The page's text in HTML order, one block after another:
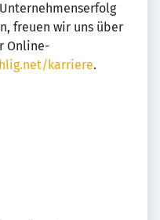
freuen wir uns über
Online-
karriere.